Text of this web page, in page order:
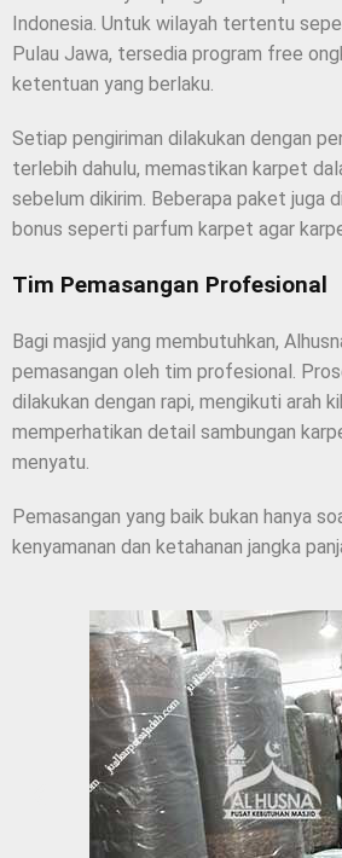
Indonesia. Untuk wilayah tertentu
Pulau Jawa, tersedia program free
ketentuan yang berlaku.
Setiap pengiriman dilakukan dengan
terlebih dahulu, memastikan karpet
sebelum dikirim. Beberapa paket juga
bonus seperti parfum karpet agar
Tim Pemasangan Profesional
Bagi masjid yang membutuhkan,
pemasangan oleh tim profesional.
dilakukan dengan rapi, mengikuti arah
memperhatikan detail sambungan
menyatu.
Pemasangan yang baik bukan hanya
kenyamanan dan ketahanan jangka